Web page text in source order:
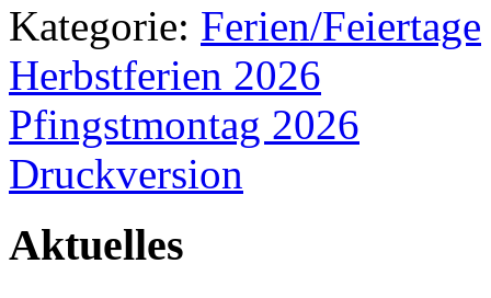
Kategorie: Ferien/Feiertage
Herbstferien 2026
Pfingstmontag 2026
Druckversion
Aktuelles